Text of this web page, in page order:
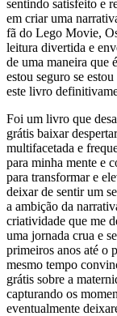
sentindo satisfeito e
em criar uma
fã do Lego Movie,
leitura divertida e
de uma maneira que
estou seguro se
este livro
Foi um livro que
grátis baixar
multifacetada e
para minha mente e
para transformar e
deixar de sentir um
a ambição da
criatividade que me
uma jornada crua e
primeiros anos até o
mesmo tempo
grátis sobre a
capturando os
eventualmente